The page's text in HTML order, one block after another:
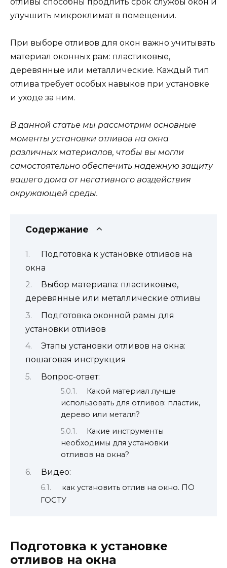
улучшить микроклимат в помещении.
При выборе отливов для окон важно учитывать
материал оконных рам: пластиковые,
деревянные или металлические. Каждый тип
отлива требует особых навыков при установке
и уходе за ним.
В данной статье мы рассмотрим основные
моменты установки отливов на окна
различных материалов, чтобы вы могли
самостоятельно обеспечить надежную защиту
вашего дома от негативного воздействия
окружающей среды.
Содержание
Подготовка к установке отливов на
окна
Выбор материала: пластиковые,
деревянные или металлические отливы
Подготовка оконной рамы для
установки отливов
Этапы установки отливов на окна:
пошаговая инструкция
Вопрос-ответ:
Какой материал лучше
использовать для отливов: пластик,
дерево или металл?
Какие инструменты
необходимы для установки
отливов на окна?
Видео:
как установить отлив на окно. ПО
ГОСТУ
Подготовка к установке
отливов на окна